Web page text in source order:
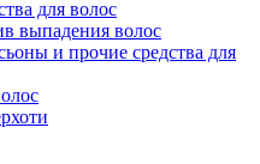
для волос
выпадения волос
и прочие средства для